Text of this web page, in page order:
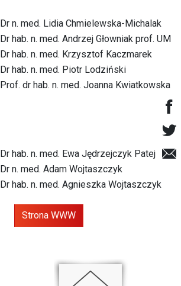
Dr n. med. Lidia Chmielewska-Michalak
Dr hab. n. med. Andrzej Głowniak prof. UM
Dr hab. n. med. Krzysztof Kaczmarek
Dr hab. n. med. Piotr Lodziński
Prof. dr hab. n. med. Joanna Kwiatkowska
Dr hab. n. med. Ewa Jędrzejczyk Patej
Dr n. med. Adam Wojtaszczyk
Dr hab. n. med. Agnieszka Wojtaszczyk
Strona WWW